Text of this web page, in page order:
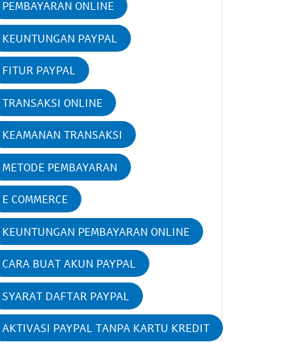
PEMBAYARAN ONLINE
KEUNTUNGAN PAYPAL
FITUR PAYPAL
TRANSAKSI ONLINE
KEAMANAN TRANSAKSI
METODE PEMBAYARAN
E COMMERCE
KEUNTUNGAN PEMBAYARAN ONLINE
CARA BUAT AKUN PAYPAL
SYARAT DAFTAR PAYPAL
AKTIVASI PAYPAL TANPA KARTU KREDIT